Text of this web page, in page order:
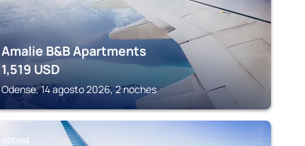
Amalie B&B Apartments
1,519 USD
Odense, 14 agosto 2026, 2 noches
ODENSE